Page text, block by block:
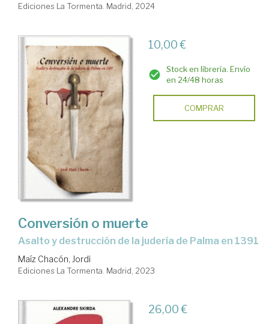
Ediciones La Tormenta. Madrid, 2024
10,00 €
Stock en librería. Envío
en 24/48 horas
COMPRAR
Conversión o muerte
asalto y destrucción de la judería de Palma en 1391
Maíz Chacón, Jordi
Ediciones La Tormenta. Madrid, 2023
26,00 €